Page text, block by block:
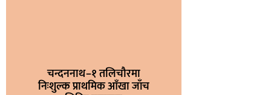
चन्दननाथ–१ तलिचौरमा
निःशुल्क प्राथमिक आँखा जाँच